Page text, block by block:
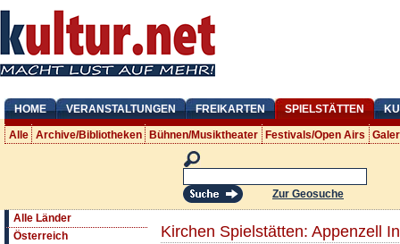
HOME VERANSTALTUNGEN FREIKARTEN SPIELSTÄTTEN
Alle Archive/Bibliotheken Bühnen/Musiktheater Festivals/Open Airs
Zur Geosuche
Alle Länder
Österreich
Kirchen Spielstätten: Appenzell